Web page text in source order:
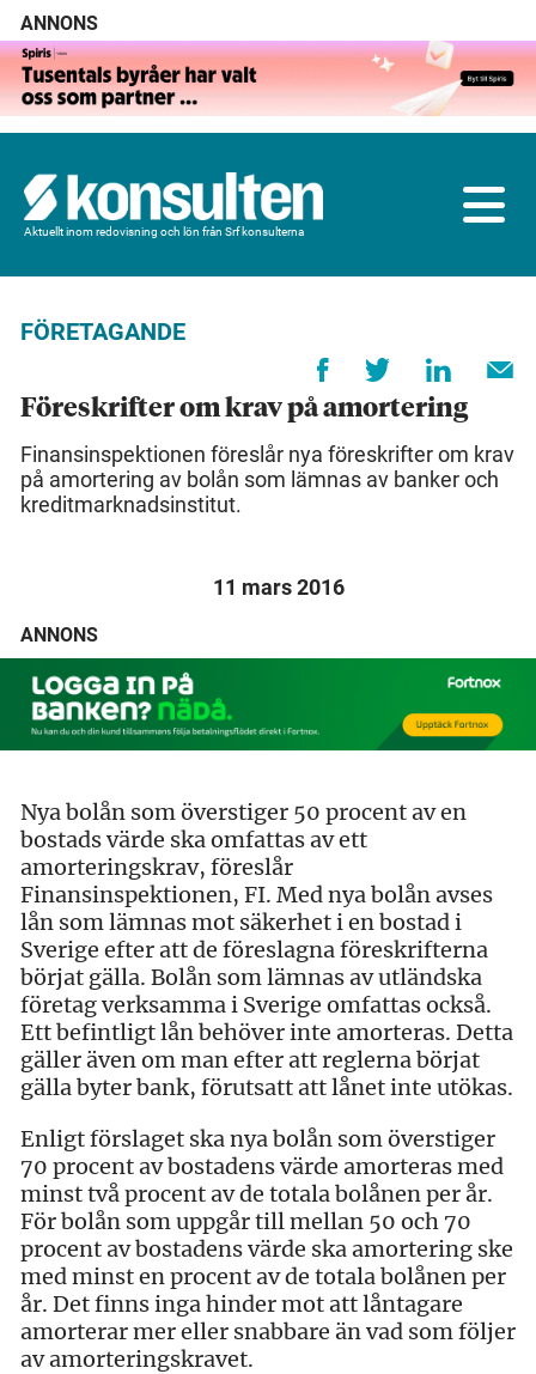
ANNONS
Aktuellt inom redovisning och lön från Srf konsulterna
FÖRETAGANDE
Föreskrifter om krav på amortering
Finansinspektionen föreslår nya föreskrifter om krav
på amortering av bolån som lämnas av banker och
kreditmarknadsinstitut.
11 mars 2016
ANNONS
Nya bolån som överstiger 50 procent av en
bostads värde ska omfattas av ett
amorteringskrav, föreslår
Finansinspektionen, FI. Med nya bolån avses
lån som lämnas mot säkerhet i en bostad i
Sverige efter att de föreslagna föreskrifterna
börjat gälla. Bolån som lämnas av utländska
företag verksamma i Sverige omfattas också.
Ett befintligt lån behöver inte amorteras. Detta
gäller även om man efter att reglerna börjat
gälla byter bank, förutsatt att lånet inte utökas.
Enligt förslaget ska nya bolån som överstiger
70 procent av bostadens värde amorteras med
minst två procent av de totala bolånen per år.
För bolån som uppgår till mellan 50 och 70
procent av bostadens värde ska amortering ske
med minst en procent av de totala bolånen per
år. Det finns inga hinder mot att låntagare
amorterar mer eller snabbare än vad som följer
av amorteringskravet.